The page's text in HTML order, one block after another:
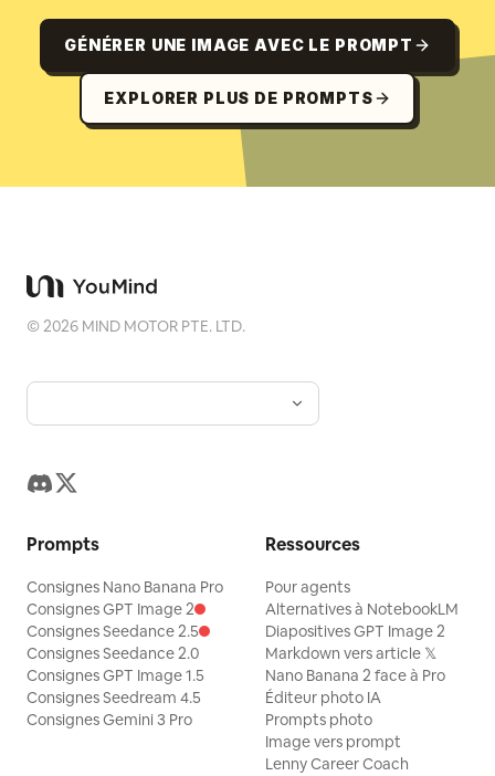
GÉNÉRER UNE IMAGE AVEC LE PROMPT
EXPLORER PLUS DE PROMPTS
©2026 MIND MOTOR PTE. LTD.
Prompts
Consignes Nano Banana Pro
Consignes GPT Image 2
Consignes Seedance 2.5
Consignes Seedance 2.0
Consignes GPT Image 1.5
Consignes Seedream 4.5
Consignes Gemini 3 Pro
Ressources
Pour agents
Alternatives à NotebookLM
Diapositives GPT Image 2
Markdown vers article 𝕏
Nano Banana 2 face à Pro
Éditeur photo IA
Prompts photo
Image vers prompt
Lenny Career Coach